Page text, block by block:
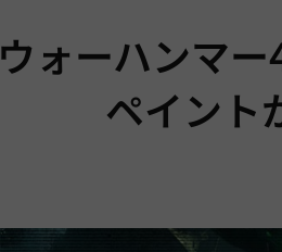
ウォーハンマ
ペイント